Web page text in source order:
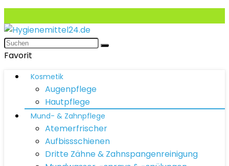
Favorit
Kosmetik
Augenpflege
Hautpflege
Mund- & Zahnpflege
Atemerfrischer
Aufbissschienen
Dritte Zähne & Zahnspangenreinigung